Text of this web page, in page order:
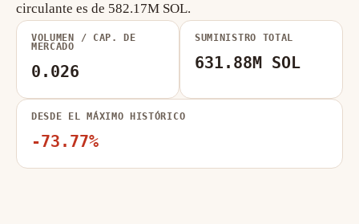
circulante es de 582.17M SOL.
VOLUMEN / CAP. DE
MERCADO
0.026
SUMINISTRO TOTAL
631.88M SOL
DESDE EL MÁXIMO HISTÓRICO
-73.77%